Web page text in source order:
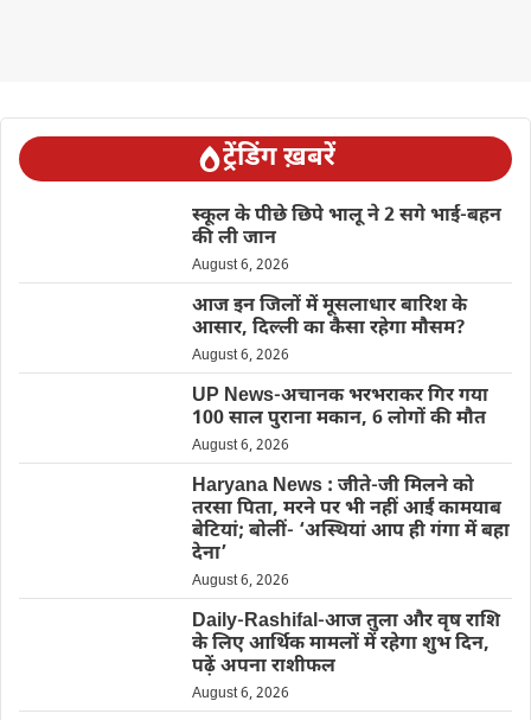
ट्रेंडिंग ख़बरें
स्कूल के पीछे छिपे भालू ने 2 सगे भाई-बहन
की ली जान
August 6, 2026
आज इन जिलों में मूसलाधार बारिश के
आसार, दिल्ली का कैसा रहेगा मौसम?
August 6, 2026
UP News-अचानक भरभराकर गिर गया
100 साल पुराना मकान, 6 लोगों की मौत
August 6, 2026
Haryana News : जीते-जी मिलने को
तरसा पिता, मरने पर भी नहीं आईं कामयाब
बेटियां; बोलीं- ‘अस्थियां आप ही गंगा में बहा
देना’
August 6, 2026
Daily-Rashifal-आज तुला और वृष राशि
के लिए आर्थिक मामलों में रहेगा शुभ दिन,
पढ़ें अपना राशीफल
August 6, 2026